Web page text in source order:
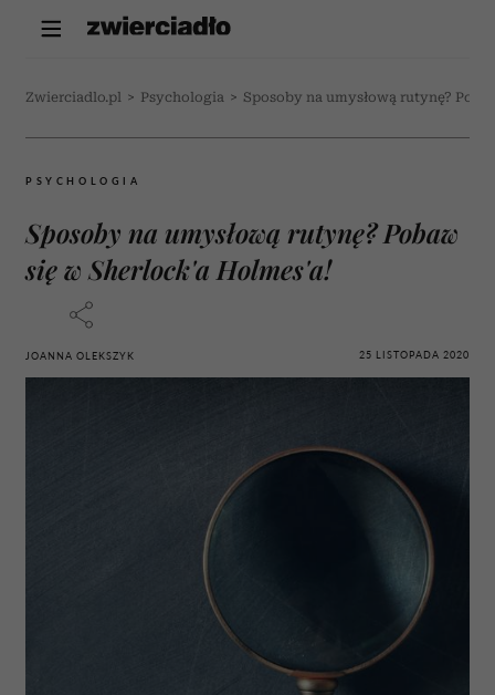
Zwierciadlo.pl > Psychologia > Sposoby na umysłową rutynę?
PSYCHOLOGIA
Sposoby na umysłową rutynę? Pobaw
się w Sherlock'a Holmes'a!
JOANNA OLEKSZYK 25 LISTOPADA 2020